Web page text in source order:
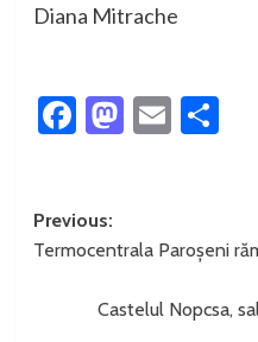
Diana Mitrache
Facebook
Email
Post
navigation
Previous:
Termocentrala Paroșeni
Castelul Nopcsa,